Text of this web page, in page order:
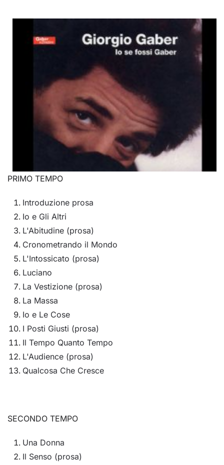
PRIMO TEMPO
Introduzione prosa
Io e Gli Altri
L'Abitudine (prosa)
Cronometrando il Mondo
L'Intossicato (prosa)
Luciano
La Vestizione (prosa)
La Massa
Io e Le Cose
I Posti Giusti (prosa)
Il Tempo Quanto Tempo
L'Audience (prosa)
Qualcosa Che Cresce
SECONDO TEMPO
Una Donna
Il Senso (prosa)